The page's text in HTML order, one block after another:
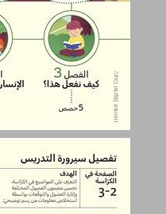
تفصيل سيرورة التدريس ... 28